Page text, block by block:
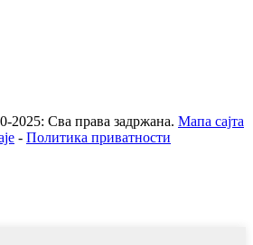
2025: Сва права задржана. Мапа сајта
- Политика приватности